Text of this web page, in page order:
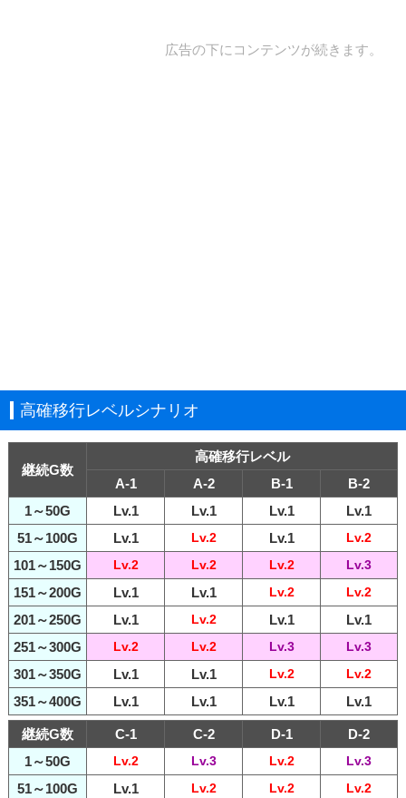
広告の下にコンテンツが続きます。
高確移行レベルシナリオ
継続G数
高確移行レベル
A-1
A-2 B-1
B-2
1～50G
Lv.1 Lv.1 Lv.1
Lv.1
51～100G
Lv.1 Lv.2 Lv.1 Lv.2
101～150G Lv.2 Lv.2 Lv.2 Lv.3
151～200G Lv.1 Lv.1 Lv.2 Lv.2
201～250G Lv.1 Lv.2 Lv.1
Lv.1
251～300G
Lv.2 Lv.2 Lv.3 Lv.3
301～350G Lv.1 Lv.1 Lv.2 Lv.2
351～400G Lv.1 Lv.1 Lv.1 Lv.1
継続G数 C-1 C-2 D-1
D-2
1～50G
Lv.2 Lv.3 Lv.2 Lv.3
51～100G Lv.1 Lv.2 Lv.2 Lv.2